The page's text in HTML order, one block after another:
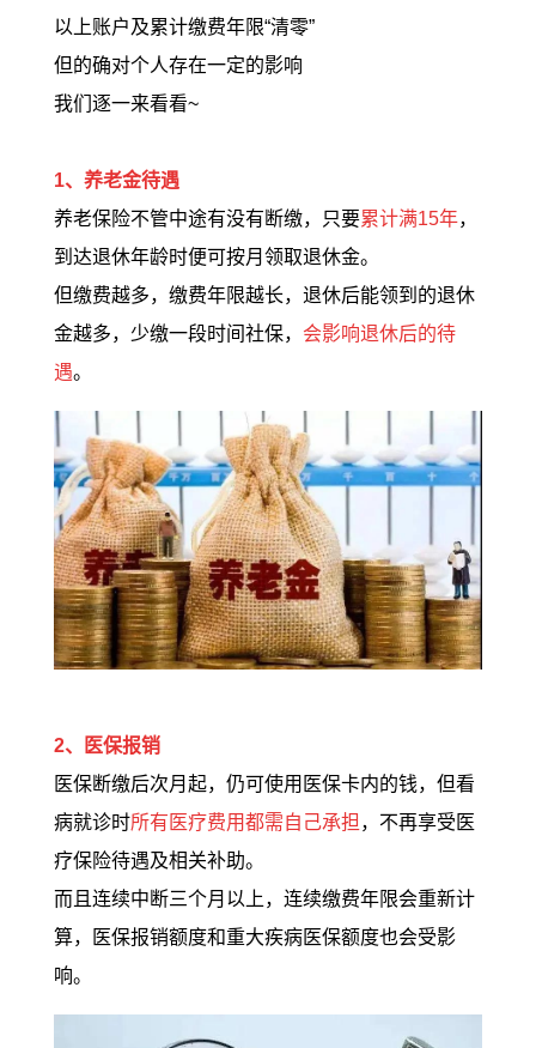
以上账户及累计缴费年限“清零”
但的确对个人存在一定的影响
我们逐一来看看~
1、养老金待遇
养老保险不管中途有没有断缴，只要累计满15年，
到达退休年龄时便可按月领取退休金。
但缴费越多，缴费年限越长，退休后能领到的退休
金越多，少缴一段时间社保， 会影响退休后的待
遇。
2、医保报销
医保断缴后次月起，仍可使用医保卡内的钱，但看
病就诊时所有医疗费用都需自己承担 ，不再享受医
疗保险待遇及相关补助。
而且连续中断三个月以上，连续缴费年限会重新计
算，医保报销额度和重大疾病医保额度也会受影
响。